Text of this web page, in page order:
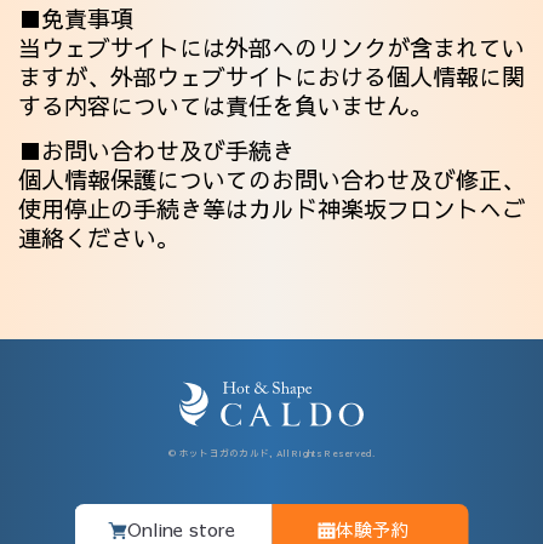
■免責事項
当ウェブサイトには外部へのリンクが含まれてい
ますが、外部ウェブサイトにおける個人情報に関
する内容については責任を負いません。
■お問い合わせ及び手続き
個人情報保護についてのお問い合わせ及び修正、
使用停止の手続き等はカルド神楽坂フロントへご
連絡ください。
Online store 体験予約
© ホットヨガのカルド, All Rights Reserved.